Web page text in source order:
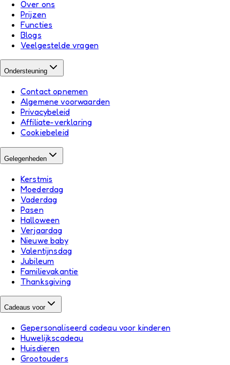
Over ons
Prijzen
Functies
Blogs
Veelgestelde vragen
Ondersteuning
Contact opnemen
Algemene voorwaarden
Privacybeleid
Affiliate-verklaring
Cookiebeleid
Gelegenheden
Kerstmis
Moederdag
Vaderdag
Pasen
Halloween
Verjaardag
Nieuwe baby
Valentijnsdag
Jubileum
Familievakantie
Thanksgiving
Cadeaus voor
Gepersonaliseerd cadeau voor kinderen
Huwelijkscadeau
Huisdieren
Grootouders